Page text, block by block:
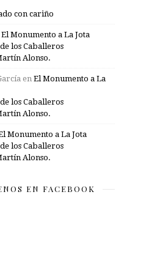
con cariño
El Monumento a La Jota
los Caballeros
Alonso.
en El Monumento a La
los Caballeros
Alonso.
Monumento a La Jota
los Caballeros
Alonso.
EN FACEBOOK